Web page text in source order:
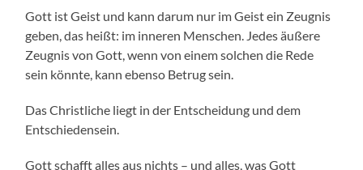
Gott ist Geist und kann darum nur im Geist ein Zeugnis
geben, das heißt: im inneren Menschen. Jedes äußere
Zeugnis von Gott, wenn von einem solchen die Rede
sein könnte, kann ebenso Betrug sein.
Das Christliche liegt in der Entscheidung und dem
Entschiedensein.
Gott schafft alles aus nichts – und alles, was Gott